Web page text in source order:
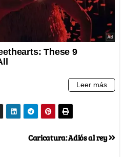
Caricatura: Adiós al rey